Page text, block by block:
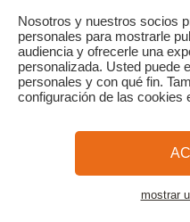
¿Quiénes somos?
Condiciones
Lo que la prensa dice de nosotros
Pago seguro
¿Necesitas
Nosotros y nuestros socios
personales para mostrarle
audiencia y ofrecerle una
personalizada. Usted puede
personales y con qué fin.
configuración de las cookies
mostrar